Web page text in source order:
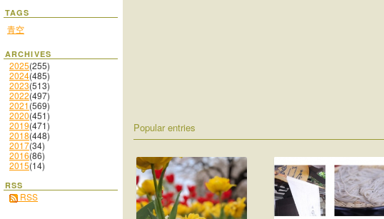
TAGS
青空
ARCHIVES
2025(255)
2024(485)
2023(513)
2022(497)
2021(569)
2020(451)
2019(471)
2018(448)
2017(34)
2016(86)
2015(14)
RSS
RSS
Popular entries